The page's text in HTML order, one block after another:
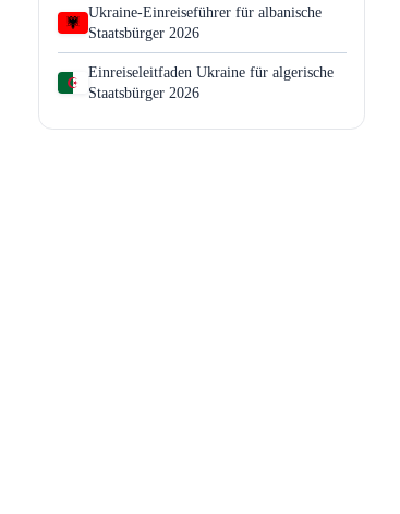
Ukraine-Einreiseführer für albanische
Staatsbürger 2026
Einreiseleitfaden Ukraine für algerische
Staatsbürger 2026